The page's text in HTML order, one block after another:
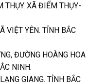
THỤY. XÃ ĐIỂM THỤY-
VIỆT YÊN. TỈNH BẮC
ĐƯỜNG HOÀNG HOA
NINH.
GIANG. TỈNH BẮC